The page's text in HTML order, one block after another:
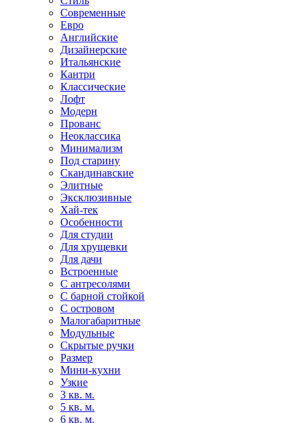
Современные
Евро
Английские
Дизайнерские
Итальянские
Кантри
Классические
Лофт
Модерн
Прованс
Неоклассика
Минимализм
Под старину
Скандинавские
Элитные
Эксклюзивные
Хай-тек
Особенности
Для студии
Для хрущевки
Для дачи
Встроенные
С антресолями
С барной стойкой
С островом
Малогабаритные
Модульные
Скрытые ручки
Размер
Мини-кухни
Узкие
3 кв. м.
5 кв. м.
6 кв. м.